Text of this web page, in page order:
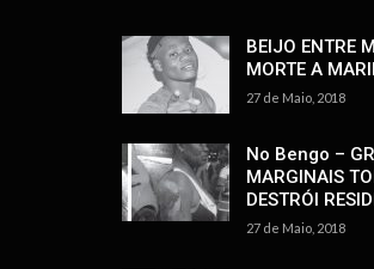
BEIJO ENTRE
MORTE A
27 de Maio, 2018
No Bengo –
MARGINAIS
DESTRÓI
27 de Maio, 2018